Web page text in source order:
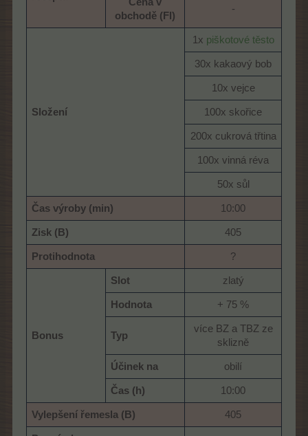
obchodě (Fl)
-​
Složení
1x piškotové těsto
30x kakaový bob​
10x vejce​
100x skořice​
200x cukrová třtina​
100x vinná réva​
50x sůl​
Čas výroby (min) 10:00​
Zisk (B) 405​
Protihodnota ?​
Bonus
Slot zlatý​
Hodnota + 75 %​
Typ
více BZ a TBZ ze
sklizně​
Účinek na obilí​
Čas (h) 10:00​
Vylepšení řemesla (B) 405​